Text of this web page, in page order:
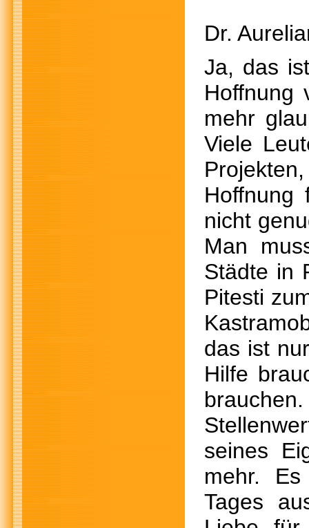
Dr.
Ja, das
Hoffnung
mehr
Viele
Hoffnung
nicht
Man
Städte in
Pitesti
das ist
Hilfe
seines
mehr.
Tages